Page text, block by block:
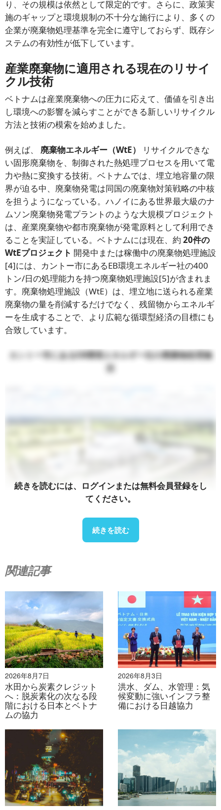
り、その規模は依然として限定的です。さらに、政策実
施のギャップと環境規制の不十分な施行により、多くの
企業が廃棄物処理基準を完全に遵守しておらず、既存シ
ステムの有効性が低下しています。
産業廃棄物に適用される現在のリサイ
クル技術
ベトナムは産業廃棄物への圧力に応えて、価値を引き出
し環境への影響を減らすことができる新しいリサイクル
方法と技術の模索を始めました。
例えば、 廃棄物エネルギー（WtE）
リサイクルできな
い固形廃棄物を、制御された熱処理プロセスを用いて電
力や熱に変換する技術。ベトナムでは、埋立地容量の限
界が迫る中、廃棄物発電は同国の廃棄物対策戦略の中核
を担うようになっている。ハノイにある世界最大級のナ
ムソン廃棄物発電プラントのような大規模プロジェクト
は、産業廃棄物や都市廃棄物が発電原料として利用でき
ることを実証している。ベトナムには現在、約 20件の
WtEプロジェクト 開発中または稼働中の廃棄物処理施設
[4]には、カントー市にあるEB環境エネルギー社の400
トン/日の処理能力を持つ廃棄物処理施設[5]が含まれま
す。廃棄物処理施設（WtE）は、埋立地に送られる産業
廃棄物の量を削減するだけでなく、残留物からエネルギ
ーを生成することで、より広範な循環型経済の目標にも
合致しています。
カントー市にあるEB環境エネルギー社の廃棄物処理施
設
ソース： カントーオンライン
導入状況は大きく異なっており、多くのプロジェクトは
としては、高額な資本コスト、厳格な排出規制要件、そ
して安全に燃焼を行う前に堅牢な選別・前処理システム
との統合が必要となることなどが挙げられます。
WtEのもう一つの成功事例は、ハノイのナムソン廃棄物
処理団地にあるソクソン廃棄物発電プラントである。こ
のプラントは2022年に正式に国の電力網に接続され、
ベトナムの産業廃棄物リサイクル技術の応用における大
きな一歩となった。このプラントは1日最大4,000トン
の乾燥廃棄物を焼却することができ、最初の発電機は
15MWの電力を生産し、すべての焼却炉が稼働すれば
75MWに達する予定である。この電力の約50MWは国の
電力網に供給され、残りは現場での作業をサポートして
いる。2017年にハノイ当局によって7兆ドン（約1兆
4,300万米ドル）の投資で承認されたこの施設は、首都
の廃棄物の大部分を処理し、埋め立て処分への依存を減
らすように設計されている[10]。
続きを読むには、ログインまたは無料会員登録をし
てください。
続きを読む
関連記事
2026年8月7日
水田から炭素クレジット
へ：脱炭素化の次なる段
階における日本とベトナ
ムの協力
2026年8月3日
洪水、ダム、水管理：気
候変動に強いインフラ整
備における日越協力